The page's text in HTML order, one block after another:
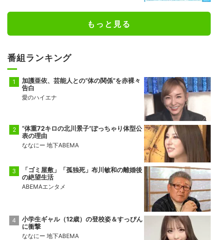
もっと見る
番組ランキング
加護亜依、芸能人との“体の関係”を赤裸々
告白
愛のハイエナ
“体重72キロの北川景子”ぽっちゃり体型公
表の理由
ななにー 地下ABEMA
「ゴミ屋敷」「孤独死」布川敏和の離婚後
の絶望生活
ABEMAエンタメ
小学生ギャル（12歳）の登校姿＆すっぴん
に衝撃
ななにー 地下ABEMA